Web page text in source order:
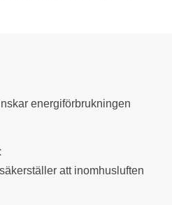
energiförbrukningen
att inomhusluften